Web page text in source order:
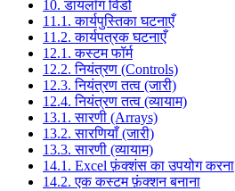
10. डायलॉग विंडो
11.1. कार्यपुस्तिका घटनाएँ
11.2. कार्यपत्रक घटनाएँ
12.1. कस्टम फॉर्म
12.2. नियंत्रण (Controls)
12.3. नियंत्रण तत्व (जारी)
12.4. नियंत्रण तत्व (व्यायाम)
13.1. सारणी (Arrays)
13.2. सारणियाँ (जारी)
13.3. सारणी (व्यायाम)
14.1. Excel फ़ंक्शंस का उपयोग करना
14.2. एक कस्टम फ़ंक्शन बनाना